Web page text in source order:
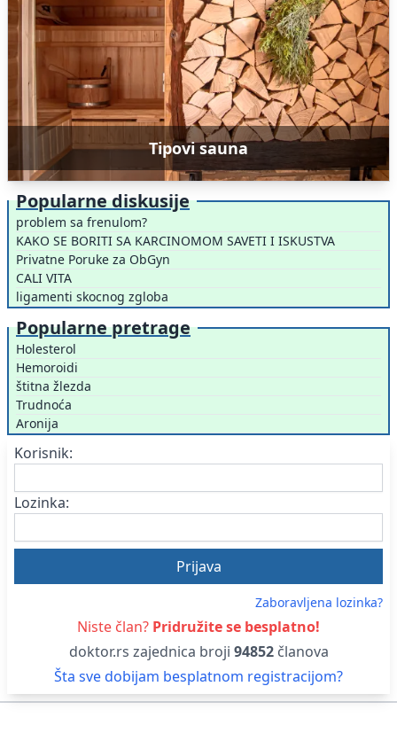
Tipovi sauna
Popularne diskusije
problem sa frenulom?
KAKO SE BORITI SA KARCINOMOM SAVETI I ISKUSTVA
Privatne Poruke za ObGyn
CALI VITA
ligamenti skocnog zgloba
Popularne pretrage
Holesterol
Hemoroidi
štitna žlezda
Trudnoća
Aronija
Korisnik:
Lozinka:
Zaboravljena lozinka?
Niste član? Pridružite se besplatno!
doktor.rs zajednica broji 94852članova
Šta sve dobijam besplatnom registracijom?